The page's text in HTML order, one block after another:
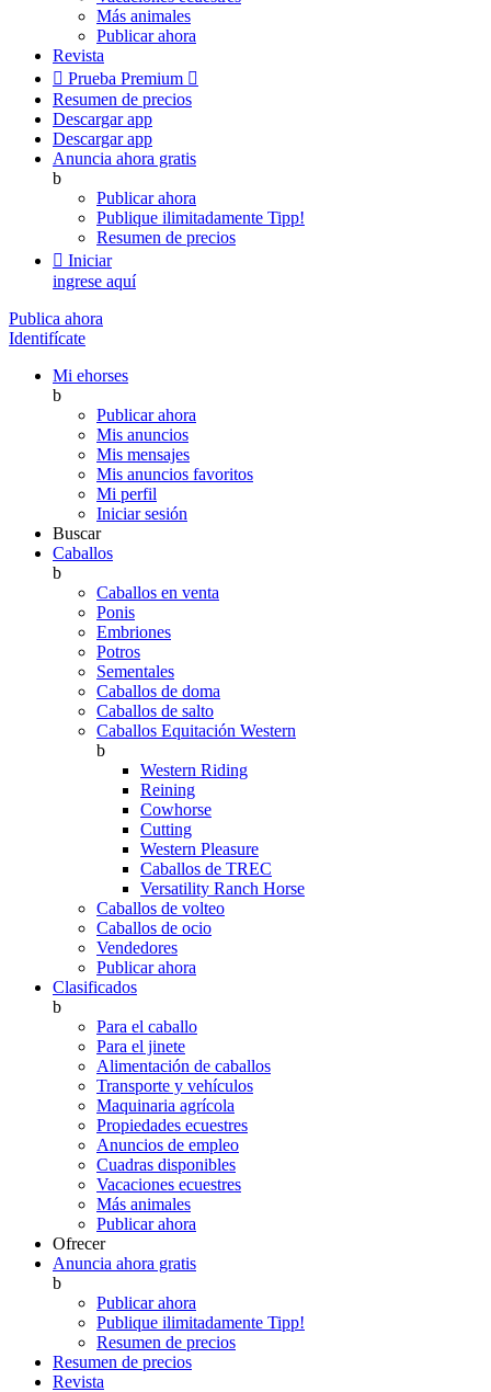
Más animales
Publicar ahora
Revista
 Prueba Premium 
Resumen de precios
Descargar app
Descargar app
Anuncia ahora gratis
b
Publicar ahora
Publique ilimitadamente Tipp!
Resumen de precios
 Iniciar
ingrese aquí
Publica ahora
Identifícate
Mi ehorses
b
Publicar ahora
Mis anuncios
Mis mensajes
Mis anuncios favoritos
Mi perfil
Iniciar sesión
Buscar
Caballos
b
Caballos en venta
Ponis
Embriones
Potros
Sementales
Caballos de doma
Caballos de salto
Caballos Equitación Western
b
Western Riding
Reining
Cowhorse
Cutting
Western Pleasure
Caballos de TREC
Versatility Ranch Horse
Caballos de volteo
Caballos de ocio
Vendedores
Publicar ahora
Clasificados
b
Para el caballo
Para el jinete
Alimentación de caballos
Transporte y vehículos
Maquinaria agrícola
Propiedades ecuestres
Anuncios de empleo
Cuadras disponibles
Vacaciones ecuestres
Más animales
Publicar ahora
Ofrecer
Anuncia ahora gratis
b
Publicar ahora
Publique ilimitadamente Tipp!
Resumen de precios
Resumen de precios
Revista